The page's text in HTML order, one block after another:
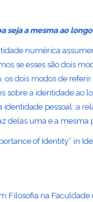
seja a mesma ao
numérica
se esses são dois
os dois modos de
sobre a identidade ao
identidade pessoal: a
delas uma e a mesma
of Identity” in
Filosofia na